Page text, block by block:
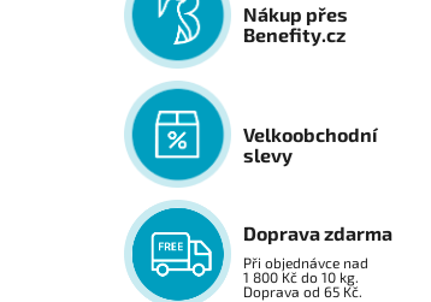
Nákup přes
Benefity.cz
Velkoobchodní
slevy
Doprava zdarma
Při objednávce nad
1 800 Kč do 10 kg.
Doprava od 65 Kč.